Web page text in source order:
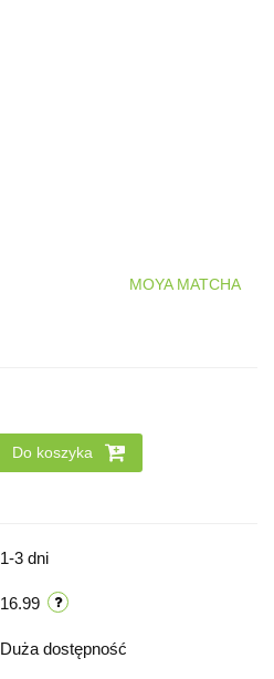
MOYA MATCHA
Do koszyka
1-3 dni
16.99
Duża dostępność